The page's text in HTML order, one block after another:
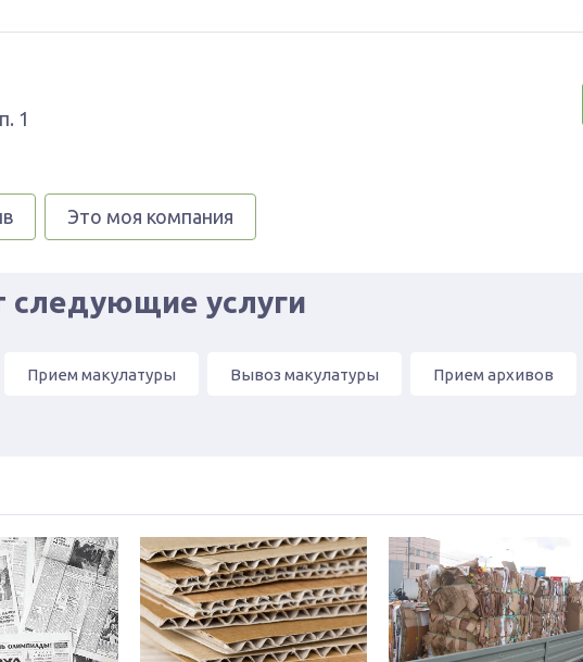
1
Это моя компания
следующие услуги
Прием макулатуры Вывоз макулатуры Прием архивов